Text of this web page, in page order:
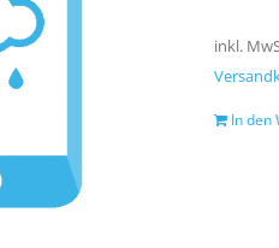
inkl.
In den